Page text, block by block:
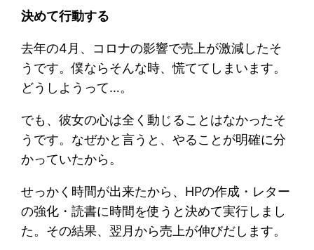
決めて行動する
去年の4月、コロナの影響で売上が激減したそ
うです。僕ならそんな時、慌ててしまいます。
どうしようって…。
でも、彼女の心は全く動じることはなかったそ
うです。なぜかと言うと、やることが明確に分
かっていたから。
せっかく時間が出来たから、HPの作成・レター
の強化・読書に時間を使うと決めて実行しまし
た。その結果、翌月から売上が伸びだします。